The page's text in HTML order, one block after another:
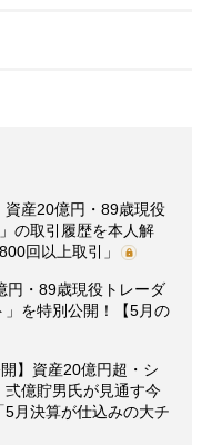
資産20億円・89歳現役
の取引履歴を本人解
回以上取引」
円・89歳現役トレーダ
を特別公開！【5月の
】資産20億円超・シ
億貯男氏が見通す今
月決算が仕込みの大チ